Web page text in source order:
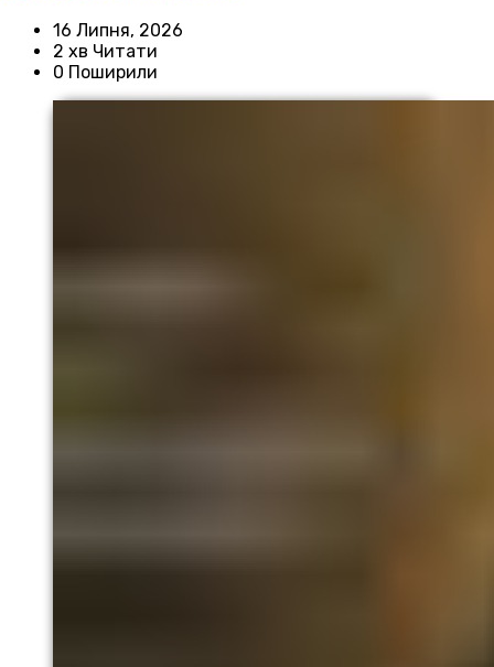
16 Липня, 2026
2 хв Читати
0 Поширили